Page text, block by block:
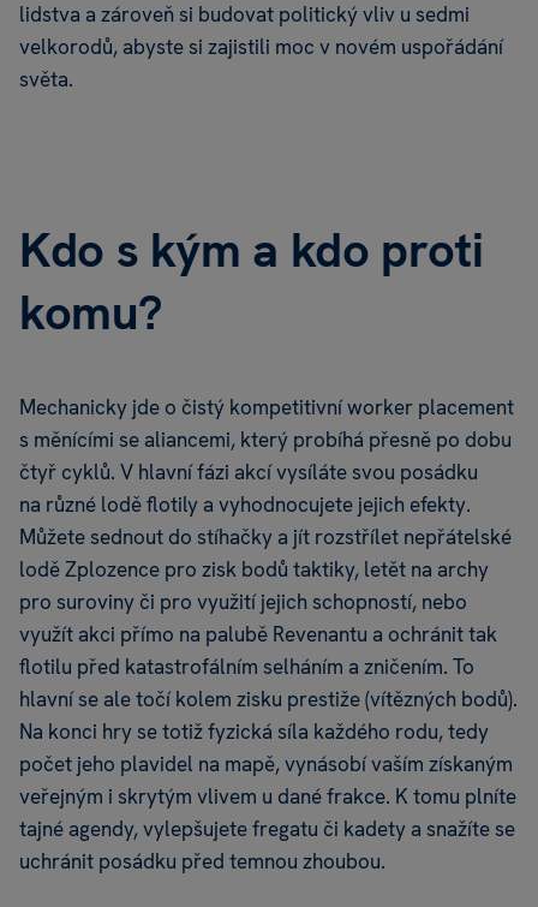
lidstva a zároveň si budovat politický vliv u sedmi
velkorodů, abyste si zajistili moc v novém uspořádání
světa.
Kdo s kým a kdo proti
komu?
Mechanicky jde o čistý kompetitivní worker placement
s měnícími se aliancemi, který probíhá přesně po dobu
čtyř cyklů. V hlavní fázi akcí vysíláte svou posádku
na různé lodě flotily a vyhodnocujete jejich efekty.
Můžete sednout do stíhačky a jít rozstřílet nepřátelské
lodě Zplozence pro zisk bodů taktiky, letět na archy
pro suroviny či pro využití jejich schopností, nebo
využít akci přímo na palubě Revenantu a ochránit tak
flotilu před katastrofálním selháním a zničením. To
hlavní se ale točí kolem zisku prestiže (vítězných bodů).
Na konci hry se totiž fyzická síla každého rodu, tedy
počet jeho plavidel na mapě, vynásobí vaším získaným
veřejným i skrytým vlivem u dané frakce. K tomu plníte
tajné agendy, vylepšujete fregatu či kadety a snažíte se
uchránit posádku před temnou zhoubou.